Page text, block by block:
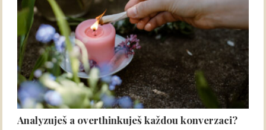
Analyzuješ a overthinkuješ každou konverzaci?